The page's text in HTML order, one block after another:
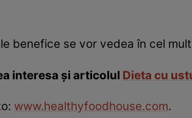
benefice se vor vedea în cel
interesa şi articolul Dieta cu
www.healthyfoodhouse.com.